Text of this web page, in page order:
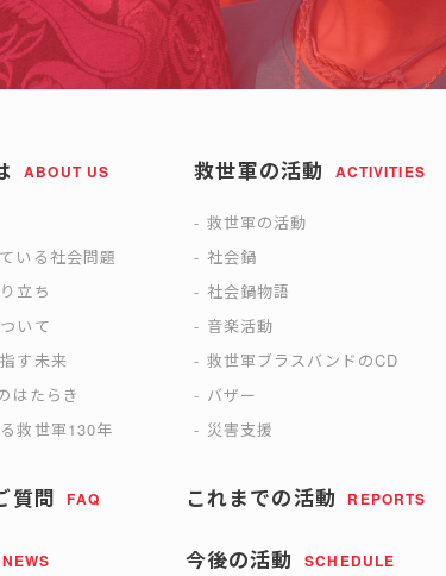
ABOUT US
いる社会問題
立ち
いて
す未来
はたらき
救世軍130年
救世軍の活動 ACTIVITIES
救世軍の活動
社会鍋
社会鍋物語
音楽活動
救世軍ブラスバンドのCD
バザー
災害支援
質問 FAQ これまでの活動 REPORTS
今後の活動 SCHEDULE
NEWS